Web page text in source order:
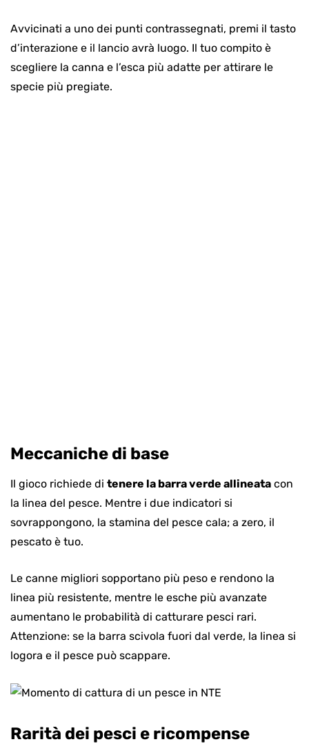
Avvicinati a uno dei punti contrassegnati, premi il tasto
d’interazione e il lancio avrà luogo. Il tuo compito è
scegliere la canna e l’esca più adatte per attirare le
specie più pregiate.
Meccaniche di base
Il gioco richiede di tenere la barra verde allineata con
la linea del pesce. Mentre i due indicatori si
sovrappongono, la stamina del pesce cala; a zero, il
pescato è tuo.
Le canne migliori sopportano più peso e rendono la
linea più resistente, mentre le esche più avanzate
aumentano le probabilità di catturare pesci rari.
Attenzione: se la barra scivola fuori dal verde, la linea si
logora e il pesce può scappare.
Rarità dei pesci e ricompense